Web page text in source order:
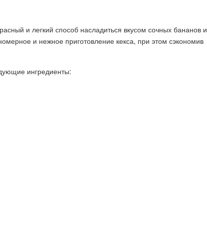
и легкий способ насладиться вкусом сочных бананов и
и нежное приготовление кекса, при этом сэкономив
ингредиенты: